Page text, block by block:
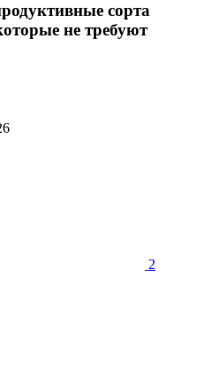
сорта
не требуют
2